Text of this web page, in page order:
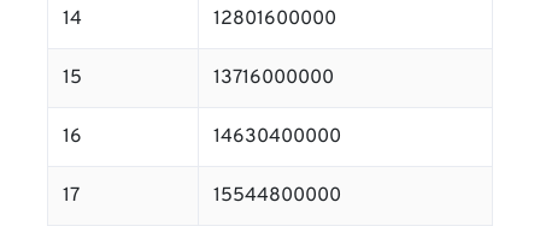
14 12801600000
15 13716000000
16 14630400000
17 15544800000